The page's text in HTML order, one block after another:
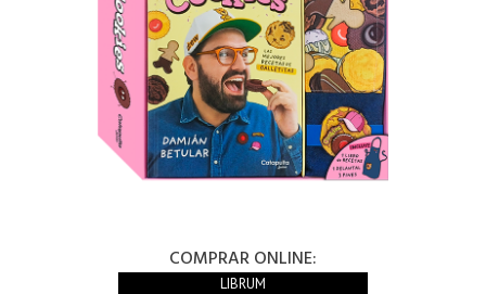
COMPRAR ONLINE:
LIBRUM